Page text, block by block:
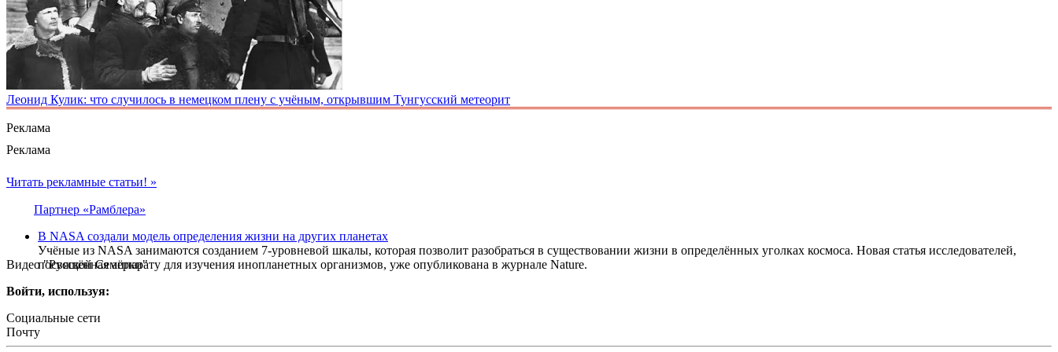
Леонид Кулик: что случилось в немецком плену с учёным, открывшим Тунгусский метеорит
Реклама
Реклама
Видео "Русской Семёрки"
Читать рекламные статьи! »
Партнер «Рамблера»
В NASA создали модель определения жизни на других планетах
Учёные из NASA занимаются созданием 7-уровневой шкалы, которая позволит разобраться в существовании жизни в определённых уголках космоса. Новая статья исследователей,
посвящённая аппарату для изучения инопланетных организмов, уже опубликована в журнале Nature.
Войти, используя:
Социальные сети
Почту